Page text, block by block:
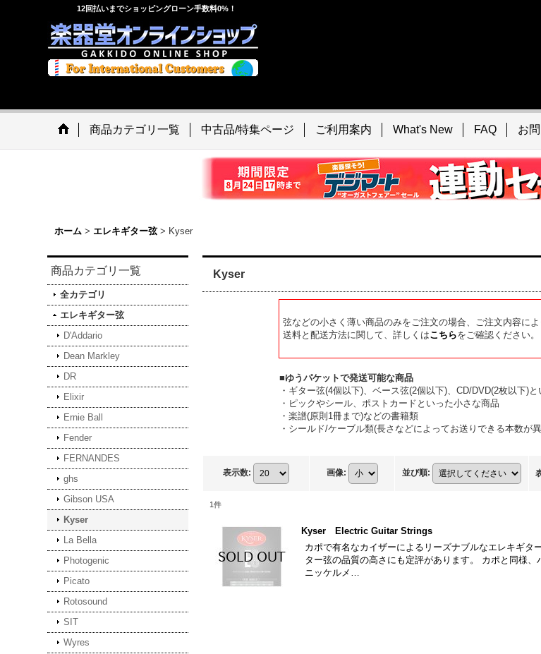
12回払いまでショッピングローン手数料0%！
商品カテゴリ一覧 中古品/特集ページ ご利用案内 What's New FAQ お
ホーム > エレキギター弦 > Kyser
商品カテゴリ一覧
全カテゴリ
エレキギター弦
D'Addario
Dean Markley
DR
Elixir
Ernie Ball
Fender
FERNANDES
ghs
Gibson USA
Kyser
La Bella
Photogenic
Picato
Rotosound
SIT
Wyres
Kyser
弦などの小さく薄い商品のみをご注文の場合、ご注文内容に
送料と配送方法に関して、詳しくはこちらをご確認ください。
■ゆうパケットで発送可能な商品
・ギター弦(4個以下)、ベース弦(2個以下)、CD/DVD(2枚以下)
・ピックやシール、ポストカードといった小さな商品
・楽譜(原則1冊まで)などの書籍類
・シールド/ケーブル類(長さなどによってお送りできる本数が
表示数: 画像: 並び順:
1件
Kyser Electric Guitar Strings
カポで有名なカイザーによるリーズナブルなエレキギタ
ター弦の品質の高さにも定評があります。 カポと同様、
ニッケルメ…